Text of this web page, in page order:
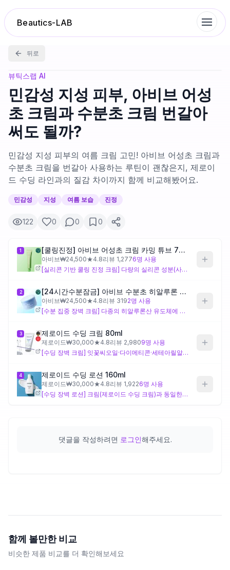
Beautics-LAB
랭킹
성분분석
나의 스킨케어
대화 이력
찜 목록
루틴탐색
제품비교
Login
뒤로
뷰틱스랩 AI
민감성 지성 피부, 아비브 어성
초 크림과 수분초 크림 번갈아
써도 될까?
민감성 지성 피부의 여름 크림 고민! 아비브 어성초 크림과
수분초 크림을 번갈아 사용하는 루틴이 괜찮은지, 제로이
드 수딩 라인과의 질감 차이까지 함께 비교해봤어요.
민감성 지성 여름 보습 진정
122 0 0 0
1 [쿨링진정] 아비브 어성초 크림 카밍 튜브 75ml
아비브₩24,500★4.8리뷰 1,2776명 사용
[실리콘 기반 쿨링 진정 크림] 다량의 실리콘 성분(사이클로헥사실록세인·페닐트라이메티콘 등)과 실리카·소듐폴리아크릴레이트스타치로 피지 흡수·매트한 마무리를 설계한 크림으로, 어성초(약모밀)·인도멀구슬나무·홀리바질 등 고유 식물 추출물이 진정을 보완하고 나이아신아마이드도 단독으로 포함되어 있어 민감성 지성 피부의 여름 진정 관리에 잘 맞아요. 다만 실리콘 비중이 높아 실리콘 성분에 예민하거나 모공 막힘이 걱정되는 피부라면 사용 전 패치 테스트를 권장해요.
2 [24시간수분잠금] 아비브 수분초 히알루론 크림 하이드레이팅 팟 80ml
아비브₩24,500★4.8리뷰 3192명 사용
[수분 집중 장벽 크림] 다종의 히알루론산 유도체에 베타인·글루코오스·프룩토오스 등 당류 보습제를 더한 수분 집중 구조이며, 병풀(마데카소사이드·아시아티코사이드)과 콜레스테롤·포스포리피드·퀸즈랜드넛오일 등 지질 성분이 장벽 회복을 지원하는 방향으로 설계되어 있어요. 지성 피부가 여름철 낮에 사용하면 유분감이 무겁게 느껴질 수 있으므로, 피지 분비가 적은 부위나 저녁 루틴에 활용하는 편이 맞아요.
3 제로이드 수딩 크림 80ml
제로이드₩30,000★4.8리뷰 2,9809명 사용
[수딩 장벽 크림] 잇꽃씨오일·다이메티콘·세테아릴알코올 기반의 안정적인 에멀전 구조에 비사보롤과 트로폴론이 진정·항균 역할을 더한 설계로, 민감성 피부의 일상 장벽 관리에 무난하게 적합해요. 다만 지성 피부에는 오일성 유화 기제가 다소 무겁게 느껴질 수 있고, 고유 차별 성분이 없어 로션(제품 4)과 성분 구성이 동일하므로 텍스처·함량 차이에 따른 보습감을 기준으로 선택하면 돼요.
4 제로이드 수딩 로션 160ml
제로이드₩30,000★4.8리뷰 1,9226명 사용
[수딩 장벽 로션] 크림(제로이드 수딩 크림)과 동일한 성분 구성을 더 묽은 제형으로 구현한 제품으로, 진정·장벽 성분을 가볍게 전달하는 데 초점이 맞춰져 있어요. 민감성 지성 피부의 여름 데일리 보습에는 크림보다 부담이 적을 수 있으나, 두 제품 간 기능적 차별은 성분 구성상 확인되지 않으므로 사용감 선호도에 따라 선택하면 돼요.
댓글을 작성하려면 로그인해주세요.
함께 볼만한 비교
비슷한 제품 비교를 더 확인해보세요